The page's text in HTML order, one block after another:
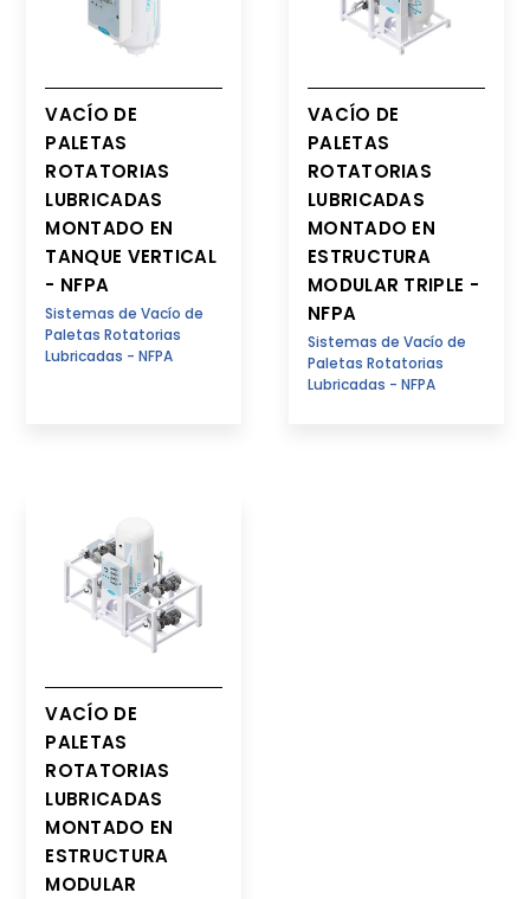
VACÍO DE
PALETAS
ROTATORIAS
LUBRICADAS
MONTADO EN
TANQUE VERTICAL
- NFPA
Sistemas de Vacío de
Paletas Rotatorias
Lubricadas - NFPA
VACÍO DE
PALETAS
ROTATORIAS
LUBRICADAS
MONTADO EN
ESTRUCTURA
MODULAR TRIPLE -
NFPA
Sistemas de Vacío de
Paletas Rotatorias
Lubricadas - NFPA
VACÍO DE
PALETAS
ROTATORIAS
LUBRICADAS
MONTADO EN
ESTRUCTURA
MODULAR